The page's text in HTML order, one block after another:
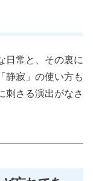
日常と、その裏に
静寂」の使い方も
刺さる演出がなさ